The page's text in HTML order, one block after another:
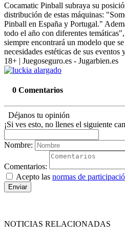
Cocamatic Pinball subraya su
distribución de estas máquinas:
Pinball en España y Portugal."
todo el año con diferentes
siempre encontrará un modelo que
necesidades estéticas de sus eventos
18+ | Juegoseguro.es - Jugarbien.es
0 Comentarios
Déjanos tu opinión
¡Si ves esto, no llenes el siguiente
Nombre:
Comentarios:
Acepto las normas de
Enviar
NOTICIAS RELACIONADAS